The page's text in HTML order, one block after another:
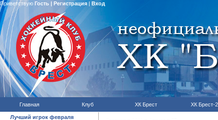
Приветствую Гость | Регистрация| Вход
Главная Клуб ХК Брест ХК Брест-2
Лучший игрок февраля